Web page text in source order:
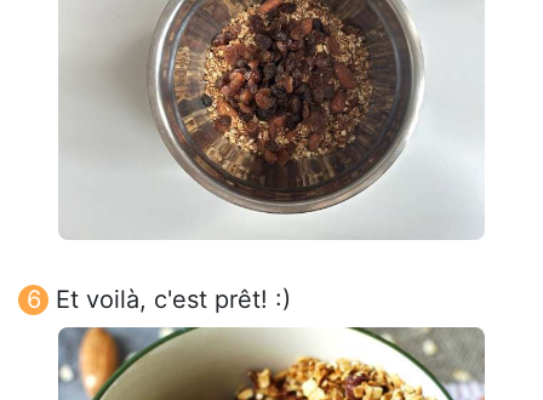
Et voilà, c'est prêt! :)